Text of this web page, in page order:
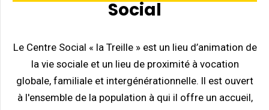
Social
Le Centre Social « la Treille » est un lieu d’animation de
la vie sociale et un lieu de proximité à vocation
globale, familiale et intergénérationnelle. Il est ouvert
à l'ensemble de la population à qui il offre un accueil,